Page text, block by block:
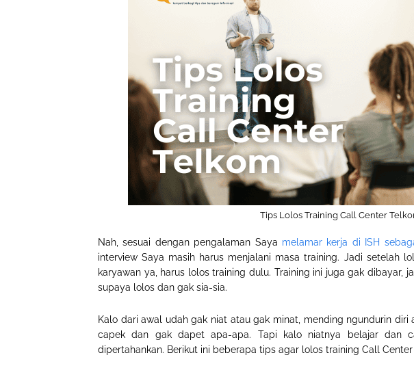
Tips Lolos Training Call Center
Nah, sesuai dengan pengalaman Saya melamar kerja di ISH
interview Saya masih harus menjalani masa training. Jadi setelah
karyawan ya, harus lolos training dulu. Training ini juga gak dibayar,
supaya lolos dan gak sia-sia.
Kalo dari awal udah gak niat atau gak minat, mending ngundurin
capek dan gak dapet apa-apa. Tapi kalo niatnya belajar dan
dipertahankan. Berikut ini beberapa tips agar lolos training Call Center